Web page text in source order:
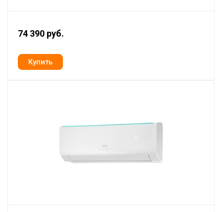
74 390 руб.